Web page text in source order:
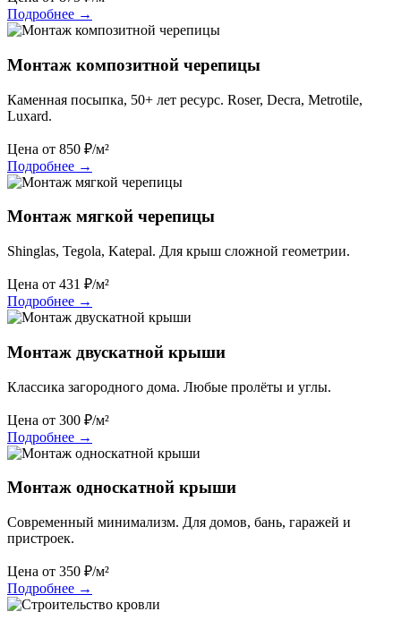
Подробнее →
Монтаж композитной черепицы
Каменная посыпка, 50+ лет ресурс. Roser, Decra, Metrotile,
Luxard.
Цена от 850 ₽/м²
Подробнее →
Монтаж мягкой черепицы
Shinglas, Tegola, Katepal. Для крыш сложной геометрии.
Цена от 431 ₽/м²
Подробнее →
Монтаж двускатной крыши
Классика загородного дома. Любые пролёты и углы.
Цена от 300 ₽/м²
Подробнее →
Монтаж односкатной крыши
Современный минимализм. Для домов, бань, гаражей и
пристроек.
Цена от 350 ₽/м²
Подробнее →